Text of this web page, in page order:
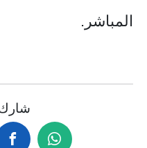
المباشر.
شارك